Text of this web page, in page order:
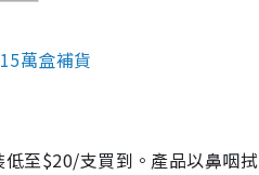
萬盒補貨
至$20/支買到。產品以鼻咽